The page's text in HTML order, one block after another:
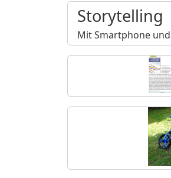
Storytelling
Mit Smartphone